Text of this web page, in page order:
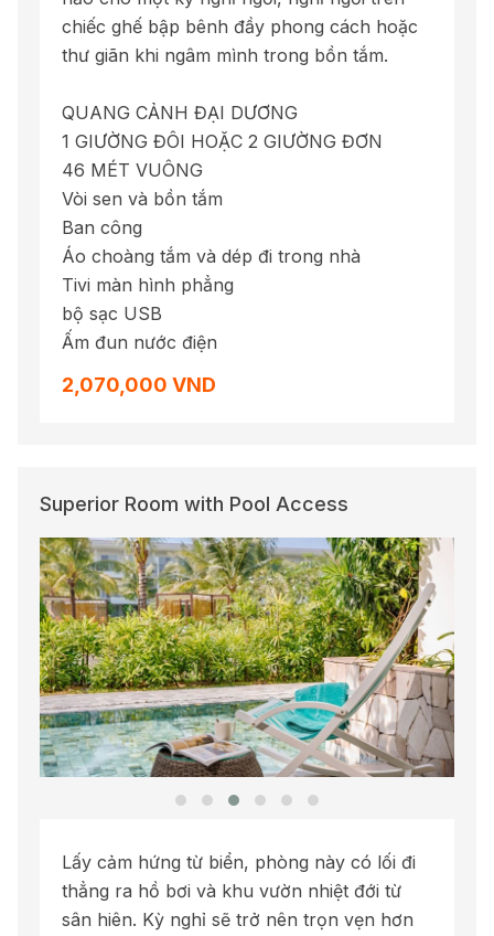
chiếc ghế bập bênh đầy phong cách hoặc
thư giãn khi ngâm mình trong bồn tắm.
QUANG CẢNH ĐẠI DƯƠNG
1 GIƯỜNG ĐÔI HOẶC 2 GIƯỜNG ĐƠN
46 MÉT VUÔNG
Vòi sen và bồn tắm
Ban công
Áo choàng tắm và dép đi trong nhà
Tivi màn hình phẳng
bộ sạc USB
Ấm đun nước điện
2,070,000 VND
Superior Room with Pool Access
Lấy cảm hứng từ biển, phòng này có lối đi
thẳng ra hồ bơi và khu vườn nhiệt đới từ
sân hiên. Kỳ nghỉ sẽ trở nên trọn vẹn hơn